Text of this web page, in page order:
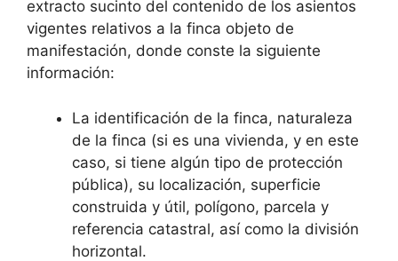
extracto sucinto del contenido de los asientos
vigentes relativos a la finca objeto de
manifestación, donde conste la siguiente
información:
La identificación de la finca, naturaleza
de la finca (si es una vivienda, y en este
caso, si tiene algún tipo de protección
pública), su localización, superficie
construida y útil, polígono, parcela y
referencia catastral, así como la división
horizontal.